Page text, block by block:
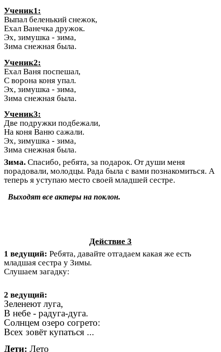
Ученик1:
Выпал беленький снежок,
Ехал Ванечка дружок.
Эх, зимушка - зима,
Зима снежная была.
Ученик2:
Ехал Ваня поспешал,
С ворона коня упал.
Эх, зимушка - зима,
Зима снежная была.
Ученик3:
Две подружки подбежали,
На коня Ваню сажали.
Эх, зимушка - зима,
Зима снежная была.
Зима. Спасибо, ребята, за подарок. От души меня
порадовали, молодцы. Рада была с вами познакомиться. А
теперь я уступаю место своей младшей сестре.
Выходят все актеры на поклон.
Действие 3
1 ведущий: Ребята, давайте отгадаем какая же есть
младшая сестра у Зимы.
Слушаем загадку:
2 ведущий:
Зеленеют луга,
В небе - радуга-дуга.
Солнцем озеро согрето:
Всех зовёт купаться ...
Дети: Лето